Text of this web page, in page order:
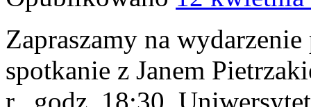
Zapraszamy na
spotkanie z Janem
r., godz. 18:30,